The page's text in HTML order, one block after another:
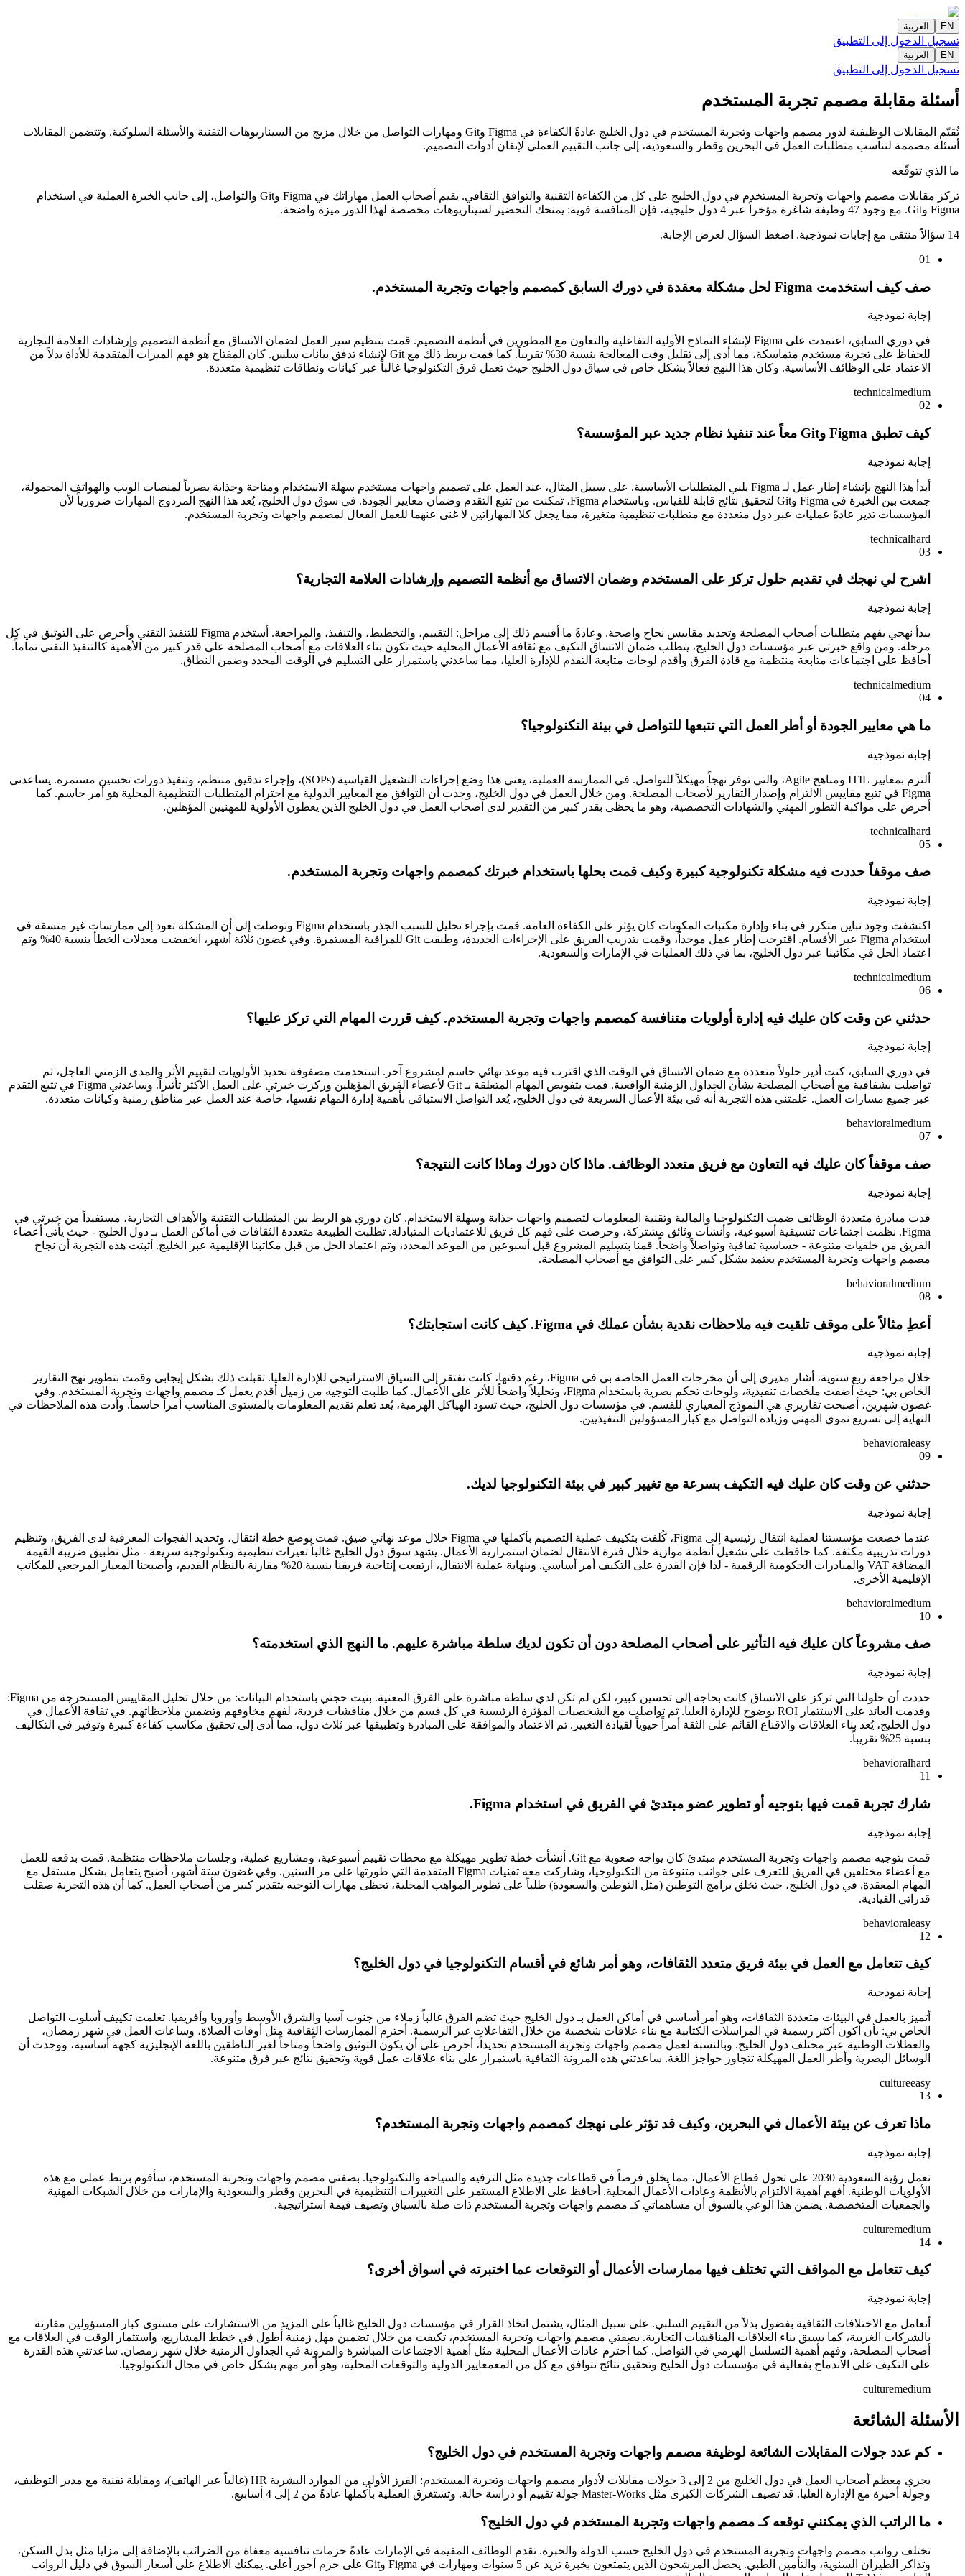
EN العربية
تسجيل الدخول إلى التطبيق
EN العربية
تسجيل الدخول إلى التطبيق
أسئلة مقابلة مصمم تجربة المستخدم
تُقيّم المقابلات الوظيفية لدور مصمم واجهات وتجربة المستخدم في دول الخليج عادةً الكفاءة في Figma وGit ومهارات التواصل من خلال مزيج من السيناريوهات التقنية والأسئلة السلوكية. وتتضمن المقابلات
أسئلة مصممة لتناسب متطلبات العمل في البحرين وقطر والسعودية، إلى جانب التقييم العملي لإتقان أدوات التصميم.
ما الذي تتوقّعه
تركز مقابلات مصمم واجهات وتجربة المستخدم في دول الخليج على كل من الكفاءة التقنية والتوافق الثقافي. يقيم أصحاب العمل مهاراتك في Figma وGit والتواصل، إلى جانب الخبرة العملية في استخدام
Figma وGit. مع وجود 47 وظيفة شاغرة مؤخراً عبر 4 دول خليجية، فإن المنافسة قوية: يمنحك التحضير لسيناريوهات مخصصة لهذا الدور ميزة واضحة.
14 سؤالاً منتقى مع إجابات نموذجية. اضغط السؤال لعرض الإجابة.
01
صف كيف استخدمت Figma لحل مشكلة معقدة في دورك السابق كمصمم واجهات وتجربة المستخدم.
إجابة نموذجية
في دوري السابق، اعتمدت على Figma لإنشاء النماذج الأولية التفاعلية والتعاون مع المطورين في أنظمة التصميم. قمت بتنظيم سير العمل لضمان الاتساق مع أنظمة التصميم وإرشادات العلامة التجارية
للحفاظ على تجربة مستخدم متماسكة، مما أدى إلى تقليل وقت المعالجة بنسبة 30% تقريباً. كما قمت بربط ذلك مع Git لإنشاء تدفق بيانات سلس. كان المفتاح هو فهم الميزات المتقدمة للأداة بدلاً من
الاعتماد على الوظائف الأساسية. وكان هذا النهج فعالاً بشكل خاص في سياق دول الخليج حيث تعمل فرق التكنولوجيا غالباً عبر كيانات ونطاقات تنظيمية متعددة.
technicalmedium
02
كيف تطبق Figma وGit معاً عند تنفيذ نظام جديد عبر المؤسسة؟
إجابة نموذجية
أبدأ هذا النهج بإنشاء إطار عمل لـ Figma يلبي المتطلبات الأساسية. على سبيل المثال، عند العمل على تصميم واجهات مستخدم سهلة الاستخدام ومتاحة وجذابة بصرياً لمنصات الويب والهواتف المحمولة،
جمعت بين الخبرة في Figma وGit لتحقيق نتائج قابلة للقياس. وباستخدام Figma، تمكنت من تتبع التقدم وضمان معايير الجودة. في سوق دول الخليج، يُعد هذا النهج المزدوج المهارات ضرورياً لأن
المؤسسات تدير عادةً عمليات عبر دول متعددة مع متطلبات تنظيمية متغيرة، مما يجعل كلا المهاراتين لا غنى عنهما للعمل الفعال لمصمم واجهات وتجربة المستخدم.
technicalhard
03
اشرح لي نهجك في تقديم حلول تركز على المستخدم وضمان الاتساق مع أنظمة التصميم وإرشادات العلامة التجارية؟
إجابة نموذجية
يبدأ نهجي بفهم متطلبات أصحاب المصلحة وتحديد مقاييس نجاح واضحة. وعادةً ما أقسم ذلك إلى مراحل: التقييم، والتخطيط، والتنفيذ، والمراجعة. أستخدم Figma للتنفيذ التقني وأحرص على التوثيق في كل
مرحلة. ومن واقع خبرتي عبر مؤسسات دول الخليج، يتطلب ضمان الاتساق التكيف مع ثقافة الأعمال المحلية حيث تكون بناء العلاقات مع أصحاب المصلحة على قدر كبير من الأهمية كالتنفيذ التقني تماماً.
أحافظ على اجتماعات متابعة منتظمة مع قادة الفرق وأقدم لوحات متابعة التقدم للإدارة العليا، مما ساعدني باستمرار على التسليم في الوقت المحدد وضمن النطاق.
technicalmedium
04
ما هي معايير الجودة أو أطر العمل التي تتبعها للتواصل في بيئة التكنولوجيا؟
إجابة نموذجية
ألتزم بمعايير ITIL ومناهج Agile، والتي توفر نهجاً مهيكلاً للتواصل. في الممارسة العملية، يعني هذا وضع إجراءات التشغيل القياسية (SOPs)، وإجراء تدقيق منتظم، وتنفيذ دورات تحسين مستمرة. يساعدني
Figma في تتبع مقاييس الالتزام وإصدار التقارير لأصحاب المصلحة. ومن خلال العمل في دول الخليج، وجدت أن التوافق مع المعايير الدولية مع احترام المتطلبات التنظيمية المحلية هو أمر حاسم. كما
أحرص على مواكبة التطور المهني والشهادات التخصصية، وهو ما يحظى بقدر كبير من التقدير لدى أصحاب العمل في دول الخليج الذين يعطون الأولوية للمهنيين المؤهلين.
technicalhard
05
صف موقفاً حددت فيه مشكلة تكنولوجية كبيرة وكيف قمت بحلها باستخدام خبرتك كمصمم واجهات وتجربة المستخدم.
إجابة نموذجية
اكتشفت وجود تباين متكرر في بناء وإدارة مكتبات المكونات كان يؤثر على الكفاءة العامة. قمت بإجراء تحليل للسبب الجذر باستخدام Figma وتوصلت إلى أن المشكلة تعود إلى ممارسات غير متسقة في
استخدام Figma عبر الأقسام. اقترحت إطار عمل موحداً، وقمت بتدريب الفريق على الإجراءات الجديدة، وطبقت Git للمراقبة المستمرة. وفي غضون ثلاثة أشهر، انخفضت معدلات الخطأ بنسبة 40% وتم
اعتماد الحل في مكاتبنا عبر دول الخليج، بما في ذلك العمليات في الإمارات والسعودية.
technicalmedium
06
حدثني عن وقت كان عليك فيه إدارة أولويات متنافسة كمصمم واجهات وتجربة المستخدم. كيف قررت المهام التي تركز عليها؟
إجابة نموذجية
في دوري السابق، كنت أدير حلولاً متعددة مع ضمان الاتساق في الوقت الذي اقترب فيه موعد نهائي حاسم لمشروع آخر. استخدمت مصفوفة تحديد الأولويات لتقييم الأثر والمدى الزمني العاجل، ثم
تواصلت بشفافية مع أصحاب المصلحة بشأن الجداول الزمنية الواقعية. قمت بتفويض المهام المتعلقة بـ Git لأعضاء الفريق المؤهلين وركزت خبرتي على العمل الأكثر تأثيراً. وساعدني Figma في تتبع التقدم
عبر جميع مسارات العمل. علمتني هذه التجربة أنه في بيئة الأعمال السريعة في دول الخليج، يُعد التواصل الاستباقي بأهمية إدارة المهام نفسها، خاصة عند العمل عبر مناطق زمنية وكيانات متعددة.
behavioralmedium
07
صف موقفاً كان عليك فيه التعاون مع فريق متعدد الوظائف. ماذا كان دورك وماذا كانت النتيجة؟
إجابة نموذجية
قدت مبادرة متعددة الوظائف ضمت التكنولوجيا والمالية وتقنية المعلومات لتصميم واجهات جذابة وسهلة الاستخدام. كان دوري هو الربط بين المتطلبات التقنية والأهداف التجارية، مستفيداً من خبرتي في
Figma. نظمت اجتماعات تنسيقية أسبوعية، وأنشأت وثائق مشتركة، وحرصت على فهم كل فريق للاعتماديات المتبادلة. تطلبت الطبيعة متعددة الثقافات في أماكن العمل بـ دول الخليج - حيث يأتي أعضاء
الفريق من خلفيات متنوعة - حساسية ثقافية وتواصلاً واضحاً. قمنا بتسليم المشروع قبل أسبوعين من الموعد المحدد، وتم اعتماد الحل من قبل مكاتبنا الإقليمية عبر الخليج. أثبتت هذه التجربة أن نجاح
مصمم واجهات وتجربة المستخدم يعتمد بشكل كبير على التوافق مع أصحاب المصلحة.
behavioralmedium
08
أعطِ مثالاً على موقف تلقيت فيه ملاحظات نقدية بشأن عملك في Figma. كيف كانت استجابتك؟
إجابة نموذجية
خلال مراجعة ربع سنوية، أشار مديري إلى أن مخرجات العمل الخاصة بي في Figma، رغم دقتها، كانت تفتقر إلى السياق الاستراتيجي للإدارة العليا. تقبلت ذلك بشكل إيجابي وقمت بتطوير نهج التقارير
الخاص بي: حيث أضفت ملخصات تنفيذية، ولوحات تحكم بصرية باستخدام Figma، وتحليلاً واضحاً للأثر على الأعمال. كما طلبت التوجيه من زميل أقدم يعمل كـ مصمم واجهات وتجربة المستخدم. وفي
غضون شهرين، أصبحت تقاريري هي النموذج المعياري للقسم. في مؤسسات دول الخليج، حيث تسود الهياكل الهرمية، يُعد تعلم تقديم المعلومات بالمستوى المناسب أمراً حاسماً. وأدت هذه الملاحظات في
النهاية إلى تسريع نموي المهني وزيادة التواصل مع كبار المسؤولين التنفيذيين.
behavioraleasy
09
حدثني عن وقت كان عليك فيه التكيف بسرعة مع تغيير كبير في بيئة التكنولوجيا لديك.
إجابة نموذجية
عندما خضعت مؤسستنا لعملية انتقال رئيسية إلى Figma، كُلفت بتكييف عملية التصميم بأكملها في Figma خلال موعد نهائي ضيق. قمت بوضع خطة انتقال، وتحديد الفجوات المعرفية لدى الفريق، وتنظيم
دورات تدريبية مكثفة. كما حافظت على تشغيل أنظمة موازية خلال فترة الانتقال لضمان استمرارية الأعمال. يشهد سوق دول الخليج غالباً تغيرات تنظيمية وتكنولوجية سريعة - مثل تطبيق ضريبة القيمة
المضافة VAT والمبادرات الحكومية الرقمية - لذا فإن القدرة على التكيف أمر أساسي. وبنهاية عملية الانتقال، ارتفعت إنتاجية فريقنا بنسبة 20% مقارنة بالنظام القديم، وأصبحنا المعيار المرجعي للمكاتب
الإقليمية الأخرى.
behavioralmedium
10
صف مشروعاً كان عليك فيه التأثير على أصحاب المصلحة دون أن تكون لديك سلطة مباشرة عليهم. ما النهج الذي استخدمته؟
إجابة نموذجية
حددت أن حلولنا التي تركز على الاتساق كانت بحاجة إلى تحسين كبير، لكن لم تكن لدي سلطة مباشرة على الفرق المعنية. بنيت حجتي باستخدام البيانات: من خلال تحليل المقاييس المستخرجة من Figma:
وقدمت العائد على الاستثمار ROI بوضوح للإدارة العليا. ثم تواصلت مع الشخصيات المؤثرة الرئيسية في كل قسم من خلال مناقشات فردية، لفهم مخاوفهم وتضمين ملاحظاتهم. في ثقافة الأعمال في
دول الخليج، يُعد بناء العلاقات والاقناع القائم على الثقة أمراً حيوياً لقيادة التغيير. تم الاعتماد والموافقة على المبادرة وتطبيقها عبر ثلاث دول، مما أدى إلى تحقيق مكاسب كفاءة كبيرة وتوفير في التكاليف
بنسبة 25% تقريباً.
behavioralhard
11
شارك تجربة قمت فيها بتوجيه أو تطوير عضو مبتدئ في الفريق في استخدام Figma.
إجابة نموذجية
قمت بتوجيه مصمم واجهات وتجربة المستخدم مبتدئ كان يواجه صعوبة مع Git. أنشأت خطة تطوير مهيكلة مع محطات تقييم أسبوعية، ومشاريع عملية، وجلسات ملاحظات منتظمة. قمت بدفعه للعمل
مع أعضاء مختلفين في الفريق للتعرف على جوانب متنوعة من التكنولوجيا، وشاركت معه تقنيات Figma المتقدمة التي طورتها على مر السنين. وفي غضون ستة أشهر، أصبح يتعامل بشكل مستقل مع
المهام المعقدة. في دول الخليج، حيث تخلق برامج التوطين (مثل التوطين والسعودة) طلباً على تطوير المواهب المحلية، تحظى مهارات التوجيه بتقدير كبير من أصحاب العمل. كما أن هذه التجربة صقلت
قدراتي القيادية.
behavioraleasy
12
كيف تتعامل مع العمل في بيئة فريق متعدد الثقافات، وهو أمر شائع في أقسام التكنولوجيا في دول الخليج؟
إجابة نموذجية
أتميز بالعمل في البيئات متعددة الثقافات، وهو أمر أساسي في أماكن العمل بـ دول الخليج حيث تضم الفرق غالباً زملاء من جنوب آسيا والشرق الأوسط وأوروبا وأفريقيا. تعلمت تكييف أسلوب التواصل
الخاص بي: بأن أكون أكثر رسمية في المراسلات الكتابية مع بناء علاقات شخصية من خلال التفاعلات غير الرسمية. أحترم الممارسات الثقافية مثل أوقات الصلاة، وساعات العمل في شهر رمضان،
والعطلات الوطنية عبر مختلف دول الخليج. وبالنسبة لعمل مصمم واجهات وتجربة المستخدم تحديداً، أحرص على أن يكون التوثيق واضحاً ومتاحاً لغير الناطقين باللغة الإنجليزية كجهة أساسية، ووجدت أن
الوسائل البصرية وأطر العمل المهيكلة تتجاوز حواجز اللغة. ساعدتني هذه المرونة الثقافية باستمرار على بناء علاقات عمل قوية وتحقيق نتائج عبر فرق متنوعة.
cultureeasy
13
ماذا تعرف عن بيئة الأعمال في البحرين، وكيف قد تؤثر على نهجك كمصمم واجهات وتجربة المستخدم؟
إجابة نموذجية
تعمل رؤية السعودية 2030 على تحول قطاع الأعمال، مما يخلق فرصاً في قطاعات جديدة مثل الترفيه والسياحة والتكنولوجيا. بصفتي مصمم واجهات وتجربة المستخدم، سأقوم بربط عملي مع هذه
الأولويات الوطنية. أفهم أهمية الالتزام بالأنظمة وعادات الأعمال المحلية. أحافظ على الاطلاع المستمر على التغييرات التنظيمية في البحرين وقطر والسعودية والإمارات من خلال الشبكات المهنية
والجمعيات المتخصصة. يضمن هذا الوعي بالسوق أن مساهماتي كـ مصمم واجهات وتجربة المستخدم ذات صلة بالسياق وتضيف قيمة استراتيجية.
culturemedium
14
كيف تتعامل مع المواقف التي تختلف فيها ممارسات الأعمال أو التوقعات عما اختبرته في أسواق أخرى؟
إجابة نموذجية
أتعامل مع الاختلافات الثقافية بفضول بدلاً من التقييم السلبي. على سبيل المثال، يشتمل اتخاذ القرار في مؤسسات دول الخليج غالباً على المزيد من الاستشارات على مستوى كبار المسؤولين مقارنة
بالشركات الغربية، كما يسبق بناء العلاقات المناقشات التجارية. بصفتي مصمم واجهات وتجربة المستخدم، تكيفت من خلال تضمين مهل زمنية أطول في خطط المشاريع، واستثمار الوقت في العلاقات مع
أصحاب المصلحة، وفهم أهمية التسلسل الهرمي في التواصل. كما أحترم عادات الأعمال المحلية مثل أهمية الاجتماعات المباشرة والمرونة في الجداول الزمنية خلال شهر رمضان. ساعدتني هذه القدرة
على التكيف على الاندماج بفعالية في مؤسسات دول الخليج وتحقيق نتائج تتوافق مع كل من المعمعايير الدولية والتوقعات المحلية، وهو أمر مهم بشكل خاص في مجال التكنولوجيا.
culturemedium
الأسئلة الشائعة
كم عدد جولات المقابلات الشائعة لوظيفة مصمم واجهات وتجربة المستخدم في دول الخليج؟
يجري معظم أصحاب العمل في دول الخليج من 2 إلى 3 جولات مقابلات لأدوار مصمم واجهات وتجربة المستخدم: الفرز الأولي من الموارد البشرية HR (غالباً عبر الهاتف)، ومقابلة تقنية مع مدير التوظيف،
وجولة أخيرة مع الإدارة العليا. قد تضيف الشركات الكبرى مثل Master-Works جولة تقييم أو دراسة حالة. وتستغرق العملية بأكملها عادةً من 2 إلى 4 أسابيع.
ما الراتب الذي يمكنني توقعه كـ مصمم واجهات وتجربة المستخدم في دول الخليج؟
تختلف رواتب مصمم واجهات وتجربة المستخدم في دول الخليج حسب الدولة والخبرة. تقدم الوظائف المقيمة في الإمارات عادةً حزمات تنافسية معفاة من الضرائب بالإضافة إلى مزايا مثل بدل السكن،
وتذاكر الطيران السنوية، والتأمين الطبي. يحصل المرشحون الذين يتمتعون بخبرة تزيد عن 5 سنوات ومهارات في Figma وGit على حزم أجور أعلى. يمكنك الاطلاع على أسعار السوق في دليل الرواتب